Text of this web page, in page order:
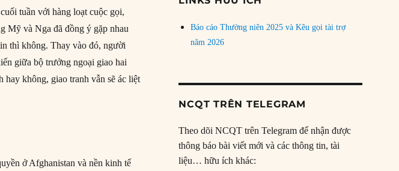
tuần với hàng loạt cuộc gọi,
Mỹ và Nga đã đồng ý gặp nhau
thì không. Thay vào đó, người
giữa bộ trưởng ngoại giao hai
không, giao tranh vẫn sẽ ác liệt
ở Afghanistan và nền kinh tế
Báo cáo Thường niên 2025 và Kêu gọi tài trợ
năm 2026
NCQT TRÊN TELEGRAM
Theo dõi NCQT trên Telegram để nhận được
thông báo bài viết mới và các thông tin, tài
liệu… hữu ích khác: